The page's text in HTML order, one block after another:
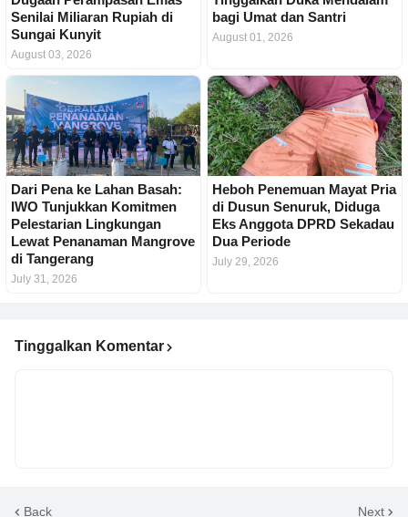
Senilai Miliaran Rupiah di
Sungai Kunyit
August 03, 2026
bagi Umat dan Santri
August 01, 2026
Dari Pena ke Lahan Basah:
IWO Tunjukkan Komitmen
Pelestarian Lingkungan
Lewat Penanaman Mangrove
di Tangerang
July 31, 2026
Heboh Penemuan Mayat Pria
di Dusun Senuruk, Diduga
Eks Anggota DPRD Sekadau
Dua Periode
July 29, 2026
Tinggalkan Komentar
Back Next